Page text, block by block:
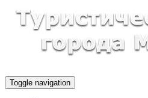
Toggle navigation